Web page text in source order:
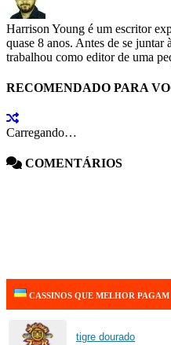
Harrison Young é um escritor
quase 8 anos. Antes de se
trabalhou como editor de uma
RECOMENDADO PARA
Carregando…
COMENTÁRIOS
CASSINOS QUE MELHOR PAGAM
tigre dourado